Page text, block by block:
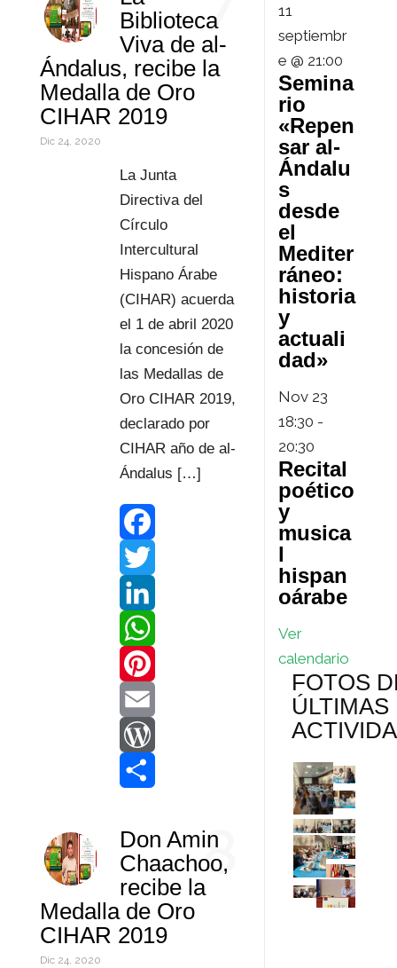
n
p
p
r
e
s
ld
P
r
s
m
p
a
t
r
Biblioteca
Viva de al-
Ándalus, recibe la
Medalla de Oro
CIHAR 2019
Dic 24, 2020
La Junta
Directiva del
Círculo
Intercultural
Hispano Árabe
(CIHAR) acuerda
el 1 de abril 2020
la concesión de
las Medallas de
Oro CIHAR 2019,
declarado por
CIHAR año de al-
Ándalus […]
F
a
c
e
b
o
o
T
w
t
e
L
n
k
e
I
n
W
h
a
A
p
p
P
n
e
e
s
E
m
W
r
d
P
r
o
m
p
a
8
Don Amin
Chaachoo,
recibe la
Medalla de Oro
CIHAR 2019
Dic 24, 2020
11
septiembr
e @ 21:00
Semina
rio
«Repen
sar al-
Ándalu
s
desde
el
Mediter
ráneo:
historia
y
actuali
dad»
Nov 23
18:30 -
20:30
Recital
poético
y
musica
l
hispan
oárabe
Ver
calendario
FOTOS
ÚLTIMAS